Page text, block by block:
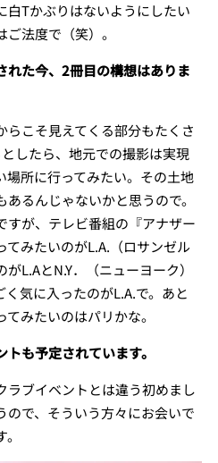
白Tかぶりはないようにしたい
法度で（笑）。
れた今、2冊目の構想はありま
こそ見えてくる部分もたくさ
したら、地元での撮影は実現
場所に行ってみたい。その土地
るんじゃないかと思うので。
すが、テレビ番組の『アナザー
みたいのがL.A.（ロサンゼル
L.AとN.Y．（ニューヨーク）
気に入ったのがL.A.で。あと
みたいのはパリかな。
も予定されています。
ブイベントとは違う初めまし
ので、そういう方々にお会いで